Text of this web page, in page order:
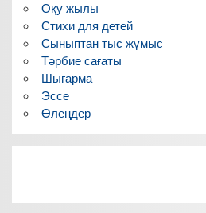
Оқу жылы
Стихи для детей
Сыныптан тыс жұмыс
Тәрбие сағаты
Шығарма
Эссе
Өлеңдер